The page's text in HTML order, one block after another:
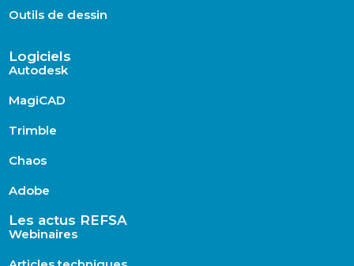
Outils de dessin
Logiciels
Autodesk
MagiCAD
Trimble
Chaos
Adobe
Les actus REFSA
Webinaires